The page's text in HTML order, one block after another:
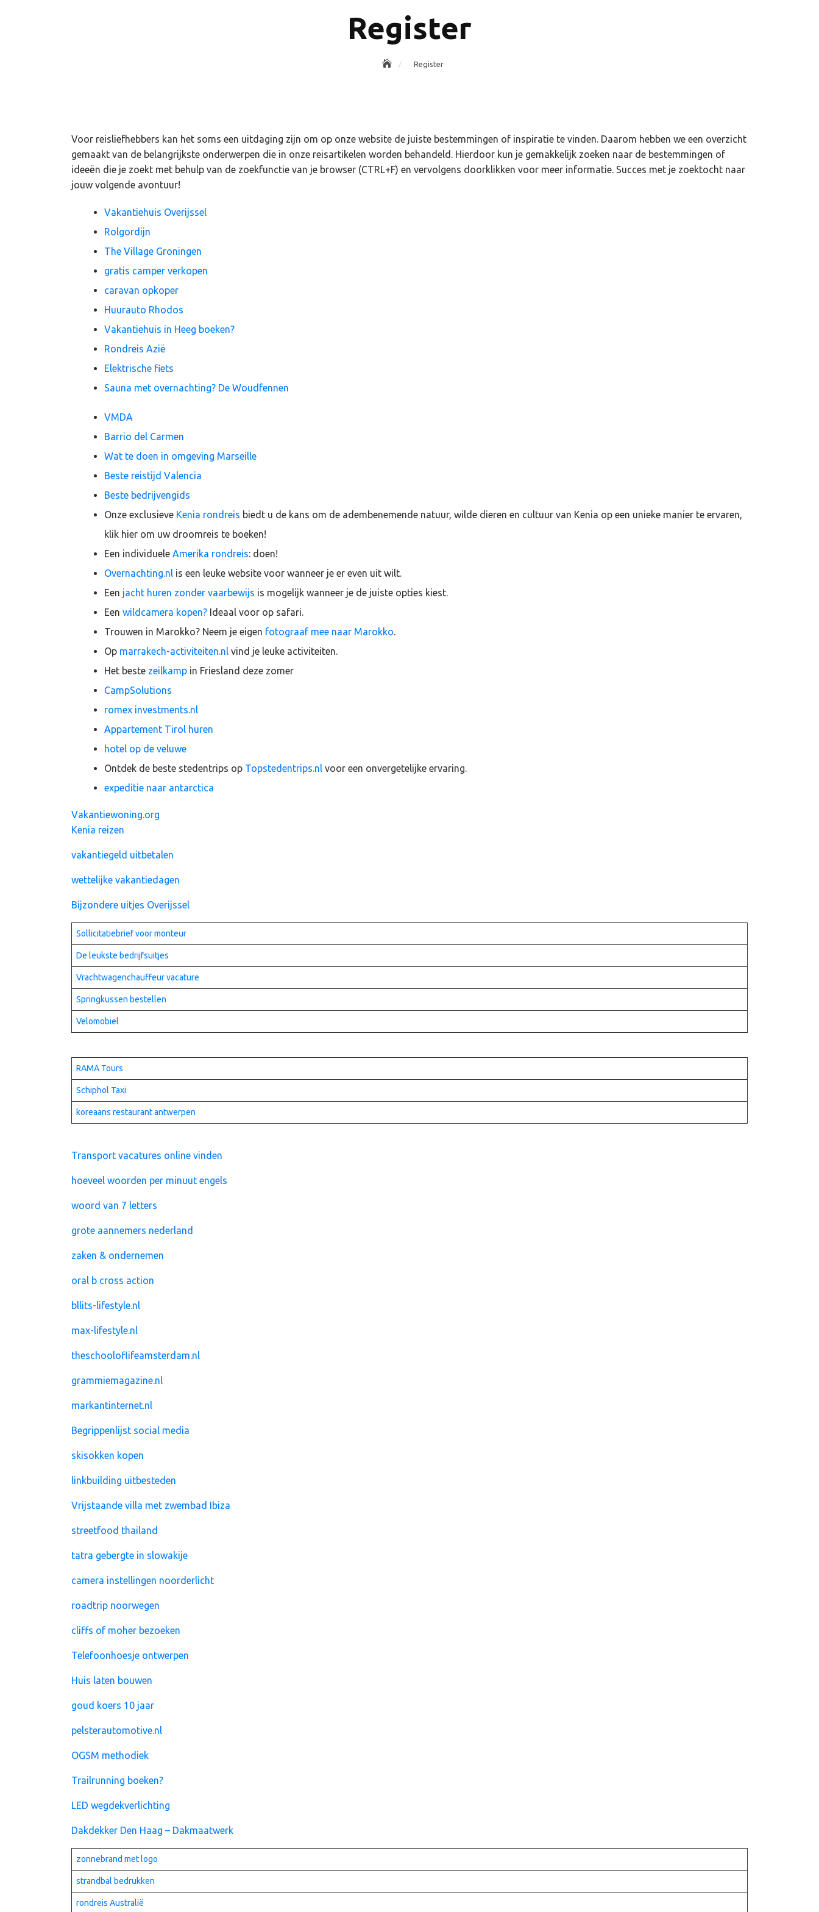
Register
Register
Voor reisliefhebbers kan het soms een uitdaging zijn om op onze website de juiste bestemmingen of inspiratie te vinden. Daarom hebben we een overzicht
gemaakt van de belangrijkste onderwerpen die in onze reisartikelen worden behandeld. Hierdoor kun je gemakkelijk zoeken naar de bestemmingen of
ideeën die je zoekt met behulp van de zoekfunctie van je browser (CTRL+F) en vervolgens doorklikken voor meer informatie. Succes met je zoektocht naar
jouw volgende avontuur!
Vakantiehuis Overijssel
Rolgordijn
The Village Groningen
gratis camper verkopen
caravan opkoper
Huurauto Rhodos
Vakantiehuis in Heeg boeken?
Rondreis Azië
Elektrische fiets
Sauna met overnachting? De Woudfennen
VMDA
Barrio del Carmen
Wat te doen in omgeving Marseille
Beste reistijd Valencia
Beste bedrijvengids
Onze exclusieve Kenia rondreis biedt u de kans om de adembenemende natuur, wilde dieren en cultuur van Kenia op een unieke manier te ervaren,
klik hier om uw droomreis te boeken!
Een individuele Amerika rondreis: doen!
Overnachting.nl is een leuke website voor wanneer je er even uit wilt.
Een jacht huren zonder vaarbewijs is mogelijk wanneer je de juiste opties kiest.
Een wildcamera kopen? Ideaal voor op safari.
Trouwen in Marokko? Neem je eigen fotograaf mee naar Marokko.
Op marrakech-activiteiten.nl vind je leuke activiteiten.
Het beste zeilkamp in Friesland deze zomer
CampSolutions
romex investments.nl
Appartement Tirol huren
hotel op de veluwe
Ontdek de beste stedentrips op Topstedentrips.nl voor een onvergetelijke ervaring.
expeditie naar antarctica
Vakantiewoning.org
Kenia reizen
vakantiegeld uitbetalen
wettelijke vakantiedagen
Bijzondere uitjes Overijssel
Sollicitatiebrief voor monteur
De leukste bedrijfsuitjes
Vrachtwagenchauffeur vacature
Springkussen bestellen
Velomobiel
RAMA Tours
Schiphol Taxi
koreaans restaurant antwerpen
Transport vacatures online vinden
hoeveel woorden per minuut engels
woord van 7 letters
grote aannemers nederland
zaken & ondernemen
oral b cross action
bllits-lifestyle.nl
max-lifestyle.nl
theschooloflifeamsterdam.nl
grammiemagazine.nl
markantinternet.nl
Begrippenlijst social media
skisokken kopen
linkbuilding uitbesteden
Vrijstaande villa met zwembad Ibiza
streetfood thailand
tatra gebergte in slowakije
camera instellingen noorderlicht
roadtrip noorwegen
cliffs of moher bezoeken
Telefoonhoesje ontwerpen
Huis laten bouwen
goud koers 10 jaar
pelsterautomotive.nl
OGSM methodiek
Trailrunning boeken?
LED wegdekverlichting
Dakdekker Den Haag – Dakmaatwerk
zonnebrand met logo
strandbal bedrukken
rondreis Australië